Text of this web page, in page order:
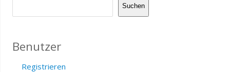
Suchen
Benutzer
Registrieren